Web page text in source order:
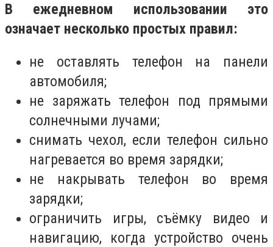
В ежедневном использовании это
означает несколько простых правил:
не оставлять телефон на панели
автомобиля;
не заряжать телефон под прямыми
солнечными лучами;
снимать чехол, если телефон сильно
нагревается во время зарядки;
не накрывать телефон во время
зарядки;
ограничить игры, съёмку видео и
навигацию, когда устройство очень